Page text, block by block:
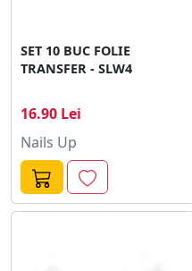
SET 10 BUC FOLIE
TRANSFER - SLW4
16.90 Lei
Nails Up